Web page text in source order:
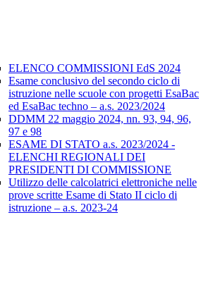
ELENCO COMMISSIONI EdS 2024
Esame conclusivo del secondo ciclo di
istruzione nelle scuole con progetti EsaBac
ed EsaBac techno – a.s. 2023/2024
DDMM 22 maggio 2024, nn. 93, 94, 96,
97 e 98
ESAME DI STATO a.s. 2023/2024 -
ELENCHI REGIONALI DEI
PRESIDENTI DI COMMISSIONE
Utilizzo delle calcolatrici elettroniche nelle
prove scritte Esame di Stato II ciclo di
istruzione – a.s. 2023-24